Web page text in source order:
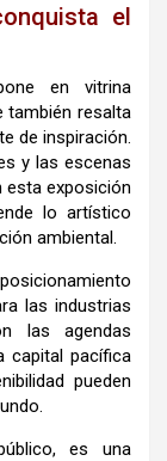
el
en vitrina
también resalta
de inspiración.
y las escenas
esta exposición
lo artístico
ambiental.
las industrias
las agendas
capital pacífica
pueden
es una